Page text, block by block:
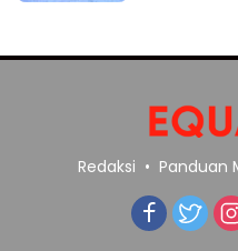
Redaksi Panduan